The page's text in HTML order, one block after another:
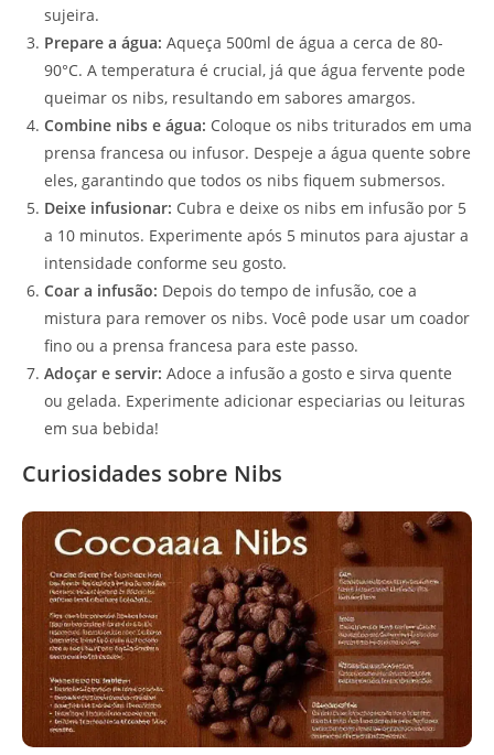
sujeira.
Prepare a água: Aqueça 500ml de água a cerca de 80-
90°C. A temperatura é crucial, já que água fervente pode
queimar os nibs, resultando em sabores amargos.
Combine nibs e água: Coloque os nibs triturados em uma
prensa francesa ou infusor. Despeje a água quente sobre
eles, garantindo que todos os nibs fiquem submersos.
Deixe infusionar: Cubra e deixe os nibs em infusão por 5
a 10 minutos. Experimente após 5 minutos para ajustar a
intensidade conforme seu gosto.
Coar a infusão: Depois do tempo de infusão, coe a
mistura para remover os nibs. Você pode usar um coador
fino ou a prensa francesa para este passo.
Adoçar e servir: Adoce a infusão a gosto e sirva quente
ou gelada. Experimente adicionar especiarias ou leituras
em sua bebida!
Curiosidades sobre Nibs